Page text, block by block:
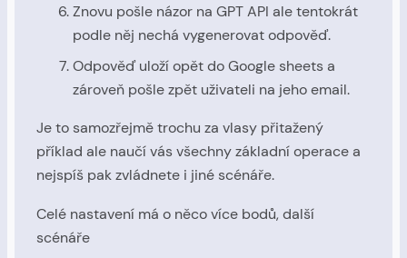
Znovu pošle názor na GPT API ale tentokrát
podle něj nechá vygenerovat odpověď.
Odpověď uloží opět do Google sheets a
zároveň pošle zpět uživateli na jeho email.
Je to samozřejmě trochu za vlasy přitažený
příklad ale naučí vás všechny základní operace a
nejspíš pak zvládnete i jiné scénáře.
Celé nastavení má o něco více bodů, další
scénáře